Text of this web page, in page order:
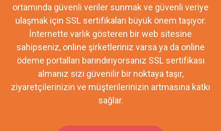
ortamında güvenli veriler sunmak ve güvenli veriye
ulaşmak için SSL sertifikaları büyük önem taşıyor.
İnternette varlık gösteren bir web sitesine
sahipseniz, online şirketleriniz varsa ya da online
ödeme portalları barındırıyorsanız SSL sertifikası
almanız sizi güvenilir bir noktaya taşır,
ziyaretçilerinizin ve müşterilerinizin artmasına katkı
sağlar.